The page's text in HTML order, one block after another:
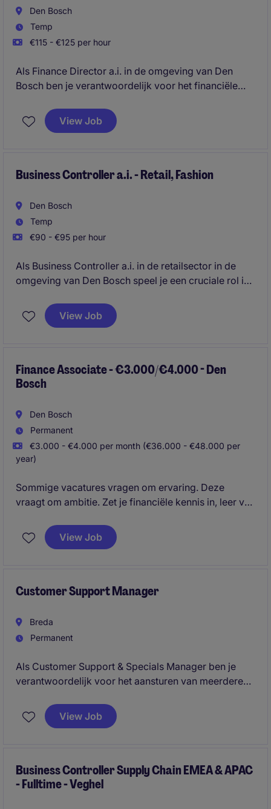
Den Bosch
Temp
€115 - €125 per hour
Als Finance Director a.i. in de omgeving van Den
Bosch ben je verantwoordelijk voor het financiële
organisatie. Je speelt een cruciale rol in het
waarborgen van een gezonde financiële basis en het
View Job
Business Controller a.i. - Retail, Fashion
Den Bosch
Temp
€90 - €95 per hour
Als Business Controller a.i. in de retailsector in de
omgeving van Den Bosch speel je een cruciale rol in
analyseert cijfers en zorgt voor waardevolle
inzichten die bijdragen aan de prestaties van de
View Job
Finance Associate - €3.000/€4.000 - Den
Bosch
Den Bosch
Permanent
€3.000 - €4.000 per month (€36.000 - €48.000 per
year)
Sommige vacatures vragen om ervaring. Deze
vraagt om ambitie. Zet je financiële kennis in, leer van
een rol waarin je niet alleen rapporteert over de
cijfers, maar ze ook helpt sturen.
View Job
Customer Support Manager
Breda
Permanent
Als Customer Support & Specials Manager ben je
verantwoordelijk voor het aansturen van meerdere
maatwerkprojecten. Je speelt een sleutelrol in het
bewaken van operationele prestaties, het verbeteren
stakeholders.
View Job
Business Controller Supply Chain EMEA & APAC
- Fulltime - Veghel